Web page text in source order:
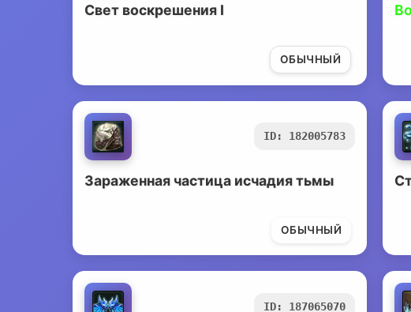
Свет воскрешения I
ОБЫЧНЫЙ
ID: 182005783
Зараженная частица исчадия тьмы
ОБЫЧНЫЙ
ID: 187065070